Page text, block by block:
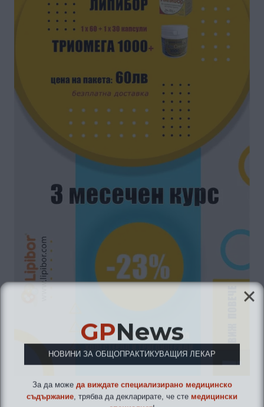
GPNews
НОВИНИ ЗА ОБЩОПРАКТИКУВАЩИЯ ЛЕКАР
съдържание , трябва да декларирате, че стемедицински
специалист!